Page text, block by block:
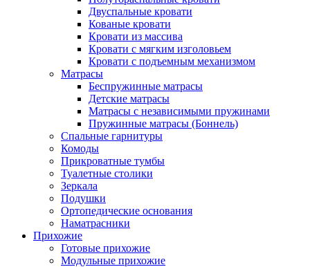
Двуспальные кровати
Кованые кровати
Кровати из массива
Кровати с мягким изголовьем
Кровати с подъемным механизмом
Матрасы
Беспружинные матрасы
Детские матрасы
Матрасы с независимыми пружинами
Пружинные матрасы (Боннель)
Спальные гарнитуры
Комоды
Прикроватные тумбы
Туалетные столики
Зеркала
Подушки
Ортопедические основания
Наматрасники
Прихожие
Готовые прихожие
Модульные прихожие